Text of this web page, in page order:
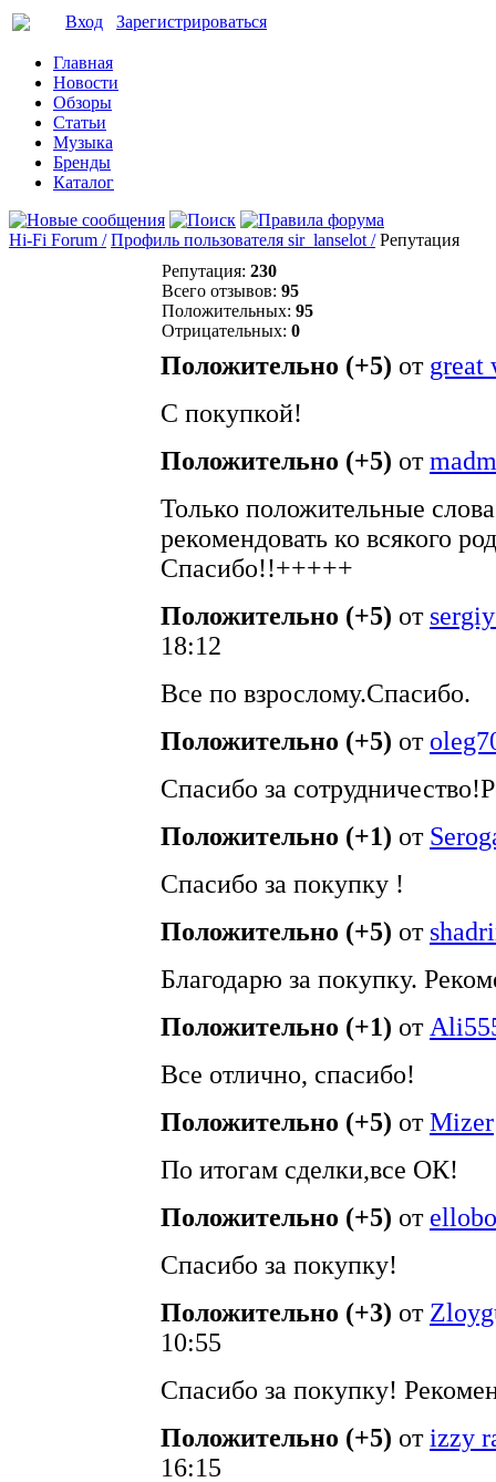
Вход Зарегистрироваться
Главная
Новости
Обзоры
Статьи
Музыка
Бренды
Каталог
Hi-Fi Forum / Профиль пользователя sir_lanselot / Репутация
Репутация: 230
Всего отзывов: 95
Положительных: 95
Отрицательных: 0
Положительно (+5) от great
С покупкой!
Положительно (+5) от
Только положительные
рекомендовать ко всякого
Спасибо!!+++++
Положительно (+5) от
18:12
Все по взрослому.Спасибо.
Положительно (+5) от
Спасибо за
Положительно (+1) от
Спасибо за покупку !
Положительно (+5) от
Благодарю за покупку.
Положительно (+1) от
Все отлично, спасибо!
Положительно (+5) отMizer
По итогам сделки,все ОК!
Положительно (+5) от ellobo
Спасибо за покупку!
Положительно (+3) от
10:55
Спасибо за покупку!
Положительно (+5) отizzy
16:15